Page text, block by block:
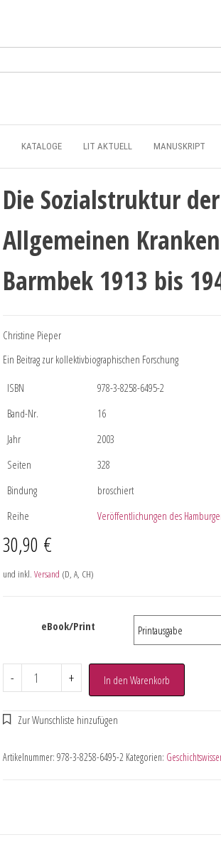
KATALOGE LIT AKTUELL MANUSKRIPT
Die Sozialstruktur
Allgemeinen
Barmbek 1913 bis
Christine Pieper
Ein Beitrag zur kollektivbiographischen Forschung
ISBN
978-3-8258-6495-2
Band-Nr.
16
Jahr
2003
Seiten
328
Bindung
broschiert
Reihe
Veröffentlichungen des
30,90 €
und inkl. Versand (D, A, CH)
eBook/Print
- + In den Warenkorb
Artikelnummer: 978-3-8258-6495-2 Kategorien: